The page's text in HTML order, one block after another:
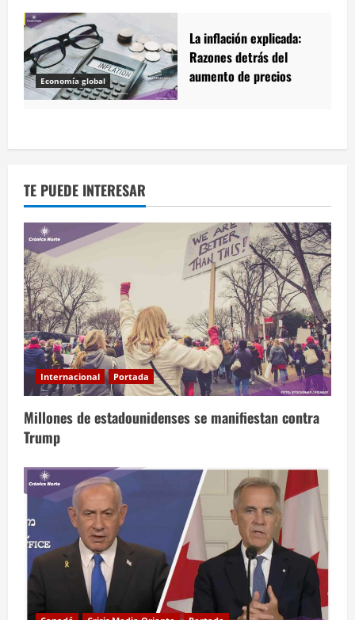
Economía global
La inflación explicada:
Razones detrás del
aumento de precios
TE PUEDE INTERESAR
Internacional Portada
Millones de estadounidenses se manifiestan contra
Trump